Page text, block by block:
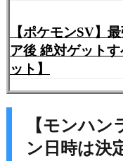
【ポケモンSV】
ア後 絶対ゲット
ット】
【モンハン
ン日時は決